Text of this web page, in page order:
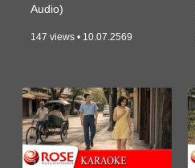
Audio)
147 views • 10.07.2569